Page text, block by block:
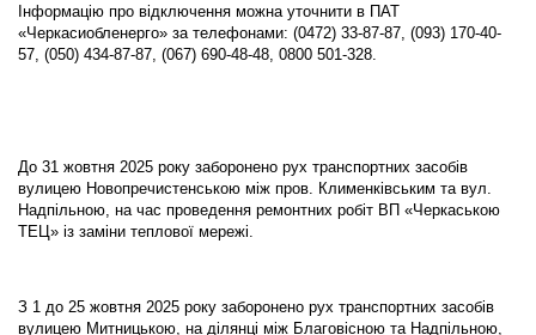
Інформацію про відключення можна уточнити в ПАТ
«Черкасиобленерго» за телефонами: (0472) 33-87-87, (093) 170-40-
57, (050) 434-87-87, (067) 690-48-48, 0800 501-328.
До 31 жовтня 2025 року заборонено рух транспортних засобів
вулицею Новопречистенською між пров. Клименківським та вул.
Надпільною, на час проведення ремонтних робіт ВП «Черкаською
ТЕЦ» із заміни теплової мережі.
З 1 до 25 жовтня 2025 року заборонено рух транспортних засобів
вулицею Митницькою, на ділянці між Благовісною та Надпільною,